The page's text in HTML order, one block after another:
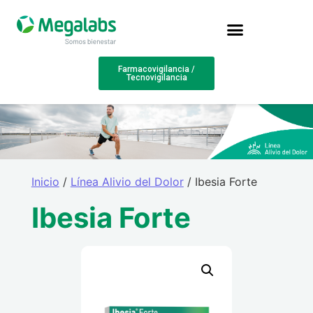
Farmacovigilancia /
Tecnovigilancia
Inicio / Línea Alivio del Dolor/ Ibesia Forte
Ibesia Forte